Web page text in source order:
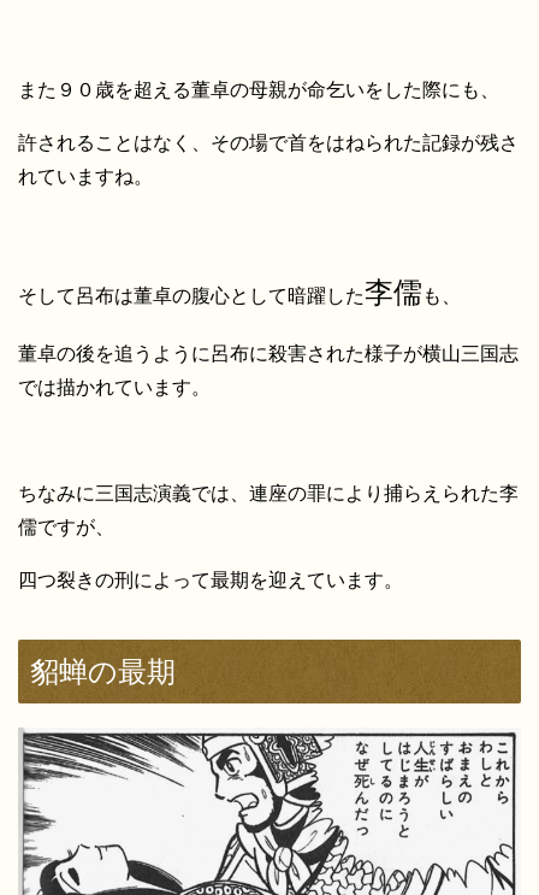
また９０歳を超える董卓の母親が命乞いをした際にも、
許されることはなく、その場で首をはねられた記録が残さ
れていますね。
そして呂布は董卓の腹心として暗躍した李儒 も、
董卓の後を追うように呂布に殺害された様子が横山三国志
では描かれています。
ちなみに三国志演義では、連座の罪により捕らえられた李
儒ですが、
四つ裂きの刑によって最期を迎えています。
貂蝉の最期